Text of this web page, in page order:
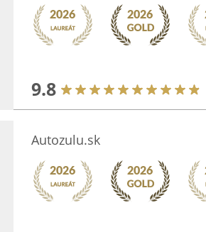
9.8
Autozulu.sk